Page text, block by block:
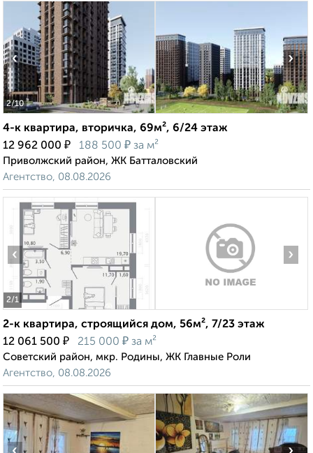
2/10
‹ ›
4-к квартира, вторичка, 69м², 6/24 этаж
12 962 000 ₽ 188 500 ₽ за м²
Приволжский район, ЖК Батталовский
Агентство, 08.08.2026
2/1
‹ ›
2-к квартира, строящийся дом, 56м², 7/23 этаж
12 061 500 ₽ 215 000 ₽ за м²
Советский район, мкр. Родины, ЖК Главные Роли
Агентство, 08.08.2026